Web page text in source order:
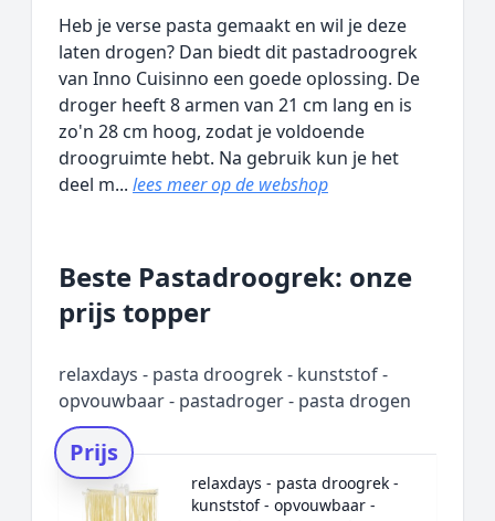
Heb je verse pasta gemaakt en wil je deze
laten drogen? Dan biedt dit pastadroogrek
van Inno Cuisinno een goede oplossing. De
droger heeft 8 armen van 21 cm lang en is
zo'n 28 cm hoog, zodat je voldoende
droogruimte hebt. Na gebruik kun je het
deel m... lees meer op de webshop
Beste Pastadroogrek: onze
prijs topper
relaxdays - pasta droogrek - kunststof -
opvouwbaar - pastadroger - pasta drogen
Prijs
relaxdays - pasta droogrek -
kunststof - opvouwbaar -